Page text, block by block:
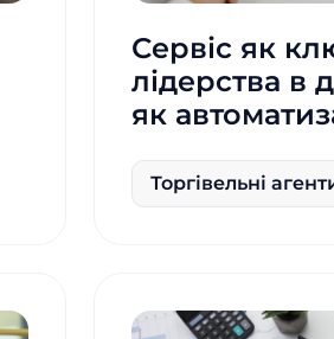
Сервіс як
лідерства в
як
Торгівельні